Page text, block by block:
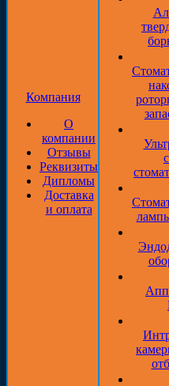
Компания
О
компании
Отзывы
Реквизиты
Дипломы
Доставка
и оплата